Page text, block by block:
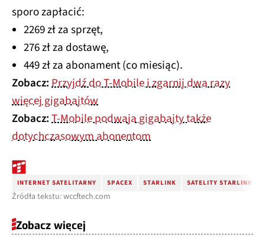
sporo zapłacić:
2269 zł za sprzęt,
276 zł za dostawę,
449 zł za abonament (co miesiąc).
Zobacz: Przyjdź do T-Mobile i zgarnij dwa razy
więcej gigabajtów
Zobacz:T-Mobile podwaja gigabajty także
dotychczasowym abonentom
INTERNET SATELITARNY SPACEX STARLINK SATELITY STARLINK
Źródła tekstu: wccftech.com
Zobacz więcej